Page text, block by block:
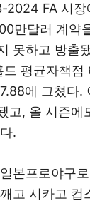
2024 FA 시장
만달러 계약
못하고 방출
드 평균자책점
에 그쳤다.
고, 올 시즌에
.
본프로야구
고 시카고 컵